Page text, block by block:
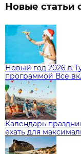
Новые статьи
Новый год 2026 в
программой Все
Календарь
ехать для